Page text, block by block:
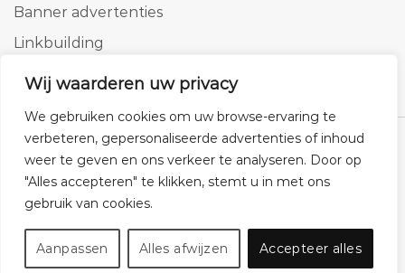
Wij waarderen uw privacy
We gebruiken cookies om uw browse-ervaring te
verbeteren, gepersonaliseerde advertenties of inhoud
weer te geven en ons verkeer te analyseren. Door op
"Alles accepteren" te klikken, stemt u in met ons
gebruik van cookies.
Aanpassen Alles afwijzen Accepteer alles
Banner advertenties
Linkbuilding
SEO copywriting
Klantenservice Privacybeleid